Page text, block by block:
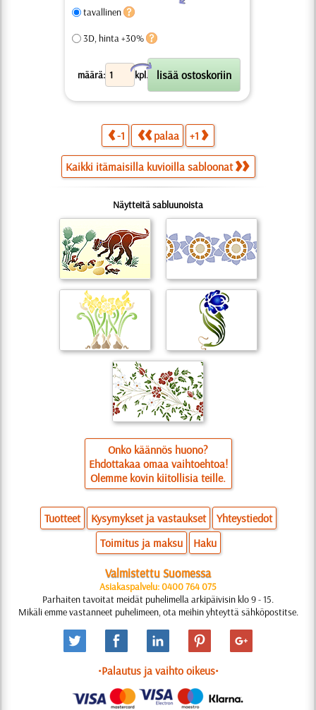
tavallinen
3D, hinta +30%
määrä: kpl.
X
-1 palaa +1
Kaikki itämaisilla kuvioilla sabloonat
Näytteitä sabluunoista
Onko käännös huono?
Ehdottakaa omaa vaihtoehtoa!
Olemme kovin kiitollisia teille.
Tuotteet Kysymykset ja vastaukset
Yhteystiedot
Toimitus ja maksu
Haku
Valmistettu Suomessa
Asiakaspalvelu: 0400 764 075
Parhaiten tavoitat meidät puhelimella arkipäivisin klo 9 - 15.
Mikäli emme vastanneet puhelimeen, ota meihin yhteyttä sähköpostitse.
•Palautus ja vaihto oikeus•